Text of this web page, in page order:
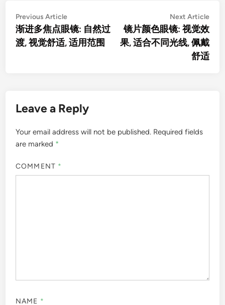
Post
navigation
Previous ArticlePrevious
article:
渐进多焦点眼镜: 自然过
渡, 视觉舒适, 适用范围
Next Article
镜片颜色眼镜: 视觉效
果, 适合不同光线, 佩戴
舒适
Leave a Reply
Your email address will not be published. Required fields
are marked *
COMMENT *
NAME *